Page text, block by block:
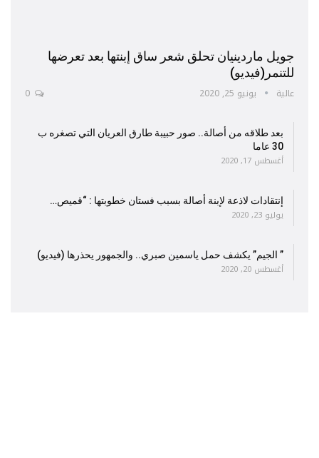
جويل ماردينيان تحلق شعر ساق إبنتها بعد تعرضها
للتنمر(فيديو)
عالية يونيو 25, 2020
بعد طلاقه من أصالة.. صور حبيبة طارق العريان التي تصغره ب
30 عاما
أغسطس 17, 2020
إنتقادات لاذعة لإبنة أصالة بسبب فستان خطوبتها : “قميص…
يوليو 23, 2020
” الجيم” يكشف حمل ياسمين صبري.. والجمهور يحذرها (فيديو)
أغسطس 20, 2020